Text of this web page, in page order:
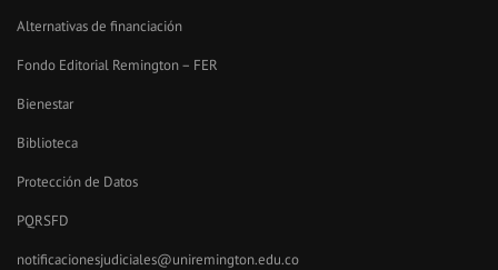
Alternativas de financiación
Fondo Editorial Remington – FER
Bienestar
Biblioteca
Protección de Datos
PQRSFD
notificacionesjudiciales@uniremington.edu.co